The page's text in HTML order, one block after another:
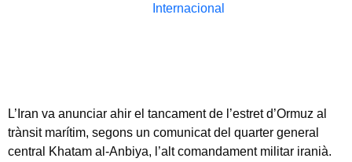
Internacional
L’Iran va anunciar ahir el tancament de l’estret d’Ormuz al
trànsit marítim, segons un comunicat del quarter general
central Khatam al-Anbiya, l’alt comandament militar iranià.